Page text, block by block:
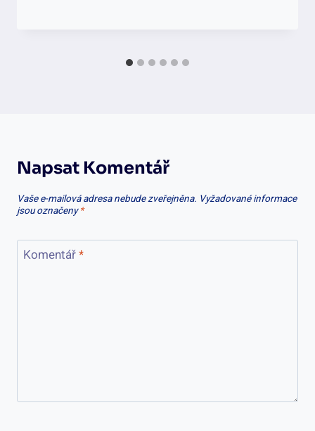
Napsat Komentář
Vaše e-mailová adresa nebude zveřejněna. Vyžadované informace
jsou označeny*
Komentář*